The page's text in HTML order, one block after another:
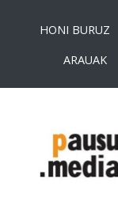
HONI BURUZ
ARAUAK